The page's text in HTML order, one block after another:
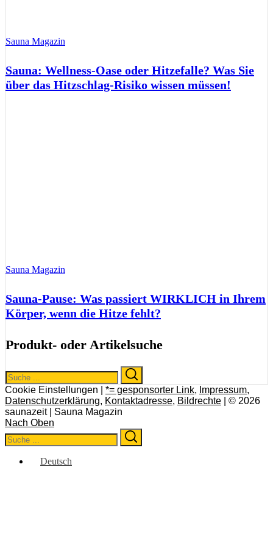
Sauna Magazin
Sauna: Wellness-Oase oder Hitzefalle? Was Sie
über das Hitzschlag-Risiko wissen müssen!
Sauna Magazin
Sauna-Pause: Was passiert WIRKLICH in Ihrem
Körper, wenn die Hitze fehlt?
Produkt- oder Artikelsuche
Search
for:
Cookie Einstellungen | *= gesponsorter Link, Impressum,
Datenschutzerklärung, Kontaktadresse, Bildrechte | © 2026
saunazeit | Sauna Magazin
Nach Oben
Search
for:
Deutsch